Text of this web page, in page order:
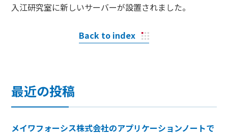
入江研究室に新しいサーバーが設置されました。
Back to index
最近の投稿
メイワフォーシス株式会社のアプリケーションノートで